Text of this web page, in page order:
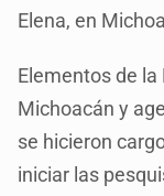
Elena, en
Elementos de la
Michoacán y
se hicieron
iniciar las